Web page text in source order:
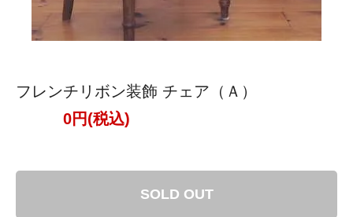
フレンチリボン装飾 チェア（Ａ）
0円(税込)
SOLD OUT